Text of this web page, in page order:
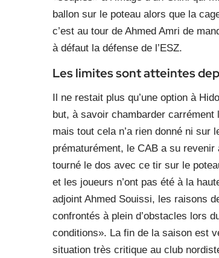
ballon sur le poteau alors que la
c’est au tour de Ahmed Amri de
à défaut la défense de l’ESZ.
Les limites sont atteintes
Il ne restait plus qu’une option à
but, à savoir chambarder carrément
mais tout cela n’a rien donné ni sur
prématurément, le CAB a su
tourné le dos avec ce tir sur le
et les joueurs n’ont pas été à la
adjoint Ahmed Souissi, les raisons
confrontés à plein d’obstacles lors
conditions». La fin de la saison est
situation très critique au club